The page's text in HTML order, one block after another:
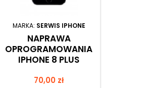
MARKA: SERWIS IPHONE
NAPRAWA
OPROGRAMOWANIA
IPHONE 8 PLUS
Cena
70,00 zł